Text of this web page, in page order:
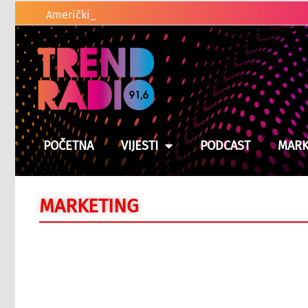
Američki zakonodavci traže od Trumpa d
POČETNA VIJESTI PODCAST
MARKETING